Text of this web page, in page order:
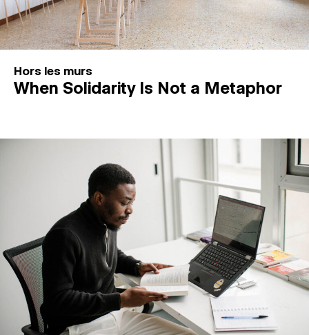
Hors les murs
When Solidarity Is Not a Metaphor